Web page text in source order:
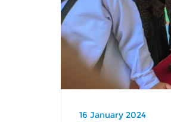
16 January 2024